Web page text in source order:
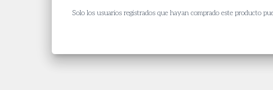
Solo los usuarios registrados que hayan comprado este producto